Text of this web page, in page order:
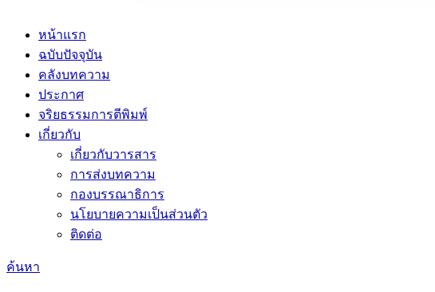
หน้าแรก
ฉบับปัจจุบัน
คลังบทความ
ประกาศ
จริยธรรมการตีพิมพ์
เกี่ยวกับ
เกี่ยวกับวารสาร
การส่งบทความ
กองบรรณาธิการ
นโยบายความเป็นส่วนตัว
ติดต่อ
ค้นหา